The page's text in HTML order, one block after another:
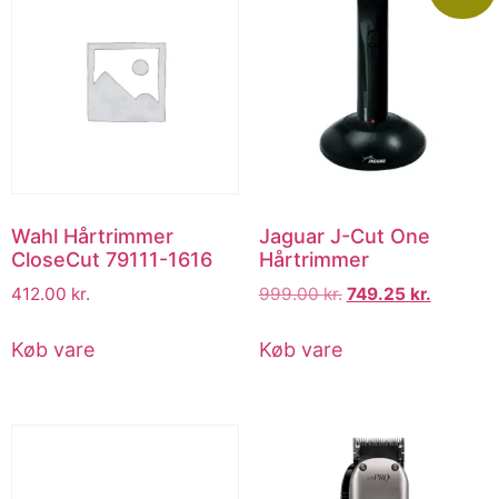
Wahl Hårtrimmer
CloseCut 79111-1616
412.00 kr.
Køb vare
Jaguar J-Cut One
Hårtrimmer
999.00kr. 749.25 kr.
Køb vare